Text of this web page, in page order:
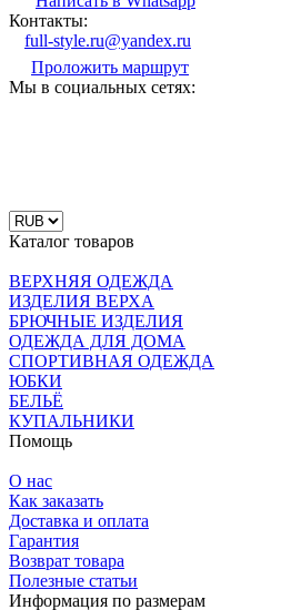
Контакты:
full-style.ru@yandex.ru
Проложить маршрут
Мы в социальных сетях:
Каталог товаров
ВЕРХНЯЯ ОДЕЖДА
ИЗДЕЛИЯ ВЕРХА
БРЮЧНЫЕ ИЗДЕЛИЯ
ОДЕЖДА ДЛЯ ДОМА
СПОРТИВНАЯ ОДЕЖДА
ЮБКИ
БЕЛЬЁ
КУПАЛЬНИКИ
Помощь
О нас
Как заказать
Доставка и оплата
Гарантия
Возврат товара
Полезные статьи
Информация по размерам